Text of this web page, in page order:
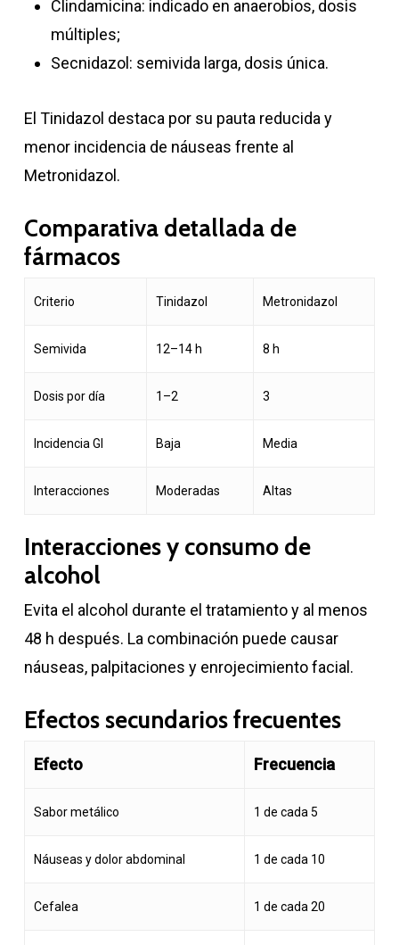
Clindamicina: indicado en anaerobios, dosis
múltiples;
Secnidazol: semivida larga, dosis única.
El Tinidazol destaca por su pauta reducida y
menor incidencia de náuseas frente al
Metronidazol.
Comparativa detallada de
fármacos
Criterio Tinidazol Metronidazol
Semivida 12–14 h 8 h
Dosis por día 1–2 3
Incidencia GI Baja Media
Interacciones Moderadas Altas
Interacciones y consumo de
alcohol
Evita el alcohol durante el tratamiento y al menos
48 h después. La combinación puede causar
náuseas, palpitaciones y enrojecimiento facial.
Efectos secundarios frecuentes
Efecto Frecuencia
Sabor metálico 1 de cada 5
Náuseas y dolor abdominal 1 de cada 10
Cefalea 1 de cada 20